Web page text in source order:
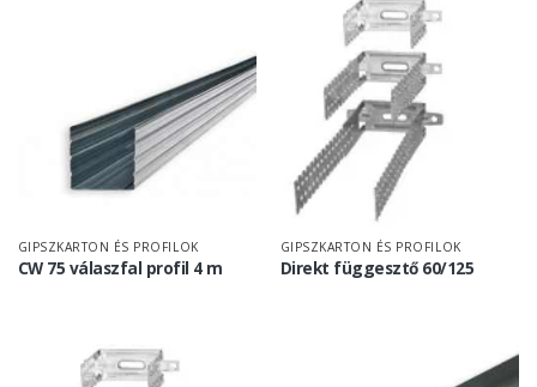
GIPSZKARTON ÉS PROFILOK
CW 75 válaszfal profil 4 m
GIPSZKARTON ÉS PROFILOK
Direkt függesztő 60/125